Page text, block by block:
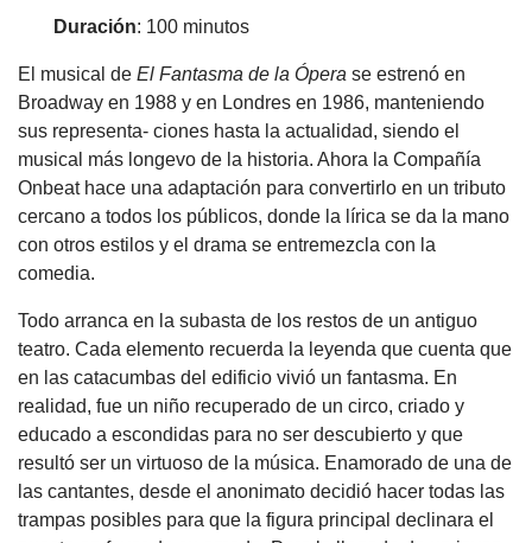
Duración: 100 minutos
El musical de El Fantasma de la Ópera se estrenó en
Broadway en 1988 y en Londres en 1986, manteniendo
sus representa- ciones hasta la actualidad, siendo el
musical más longevo de la historia. Ahora la Compañía
Onbeat hace una adaptación para convertirlo en un tributo
cercano a todos los públicos, donde la lírica se da la mano
con otros estilos y el drama se entremezcla con la
comedia.
Todo arranca en la subasta de los restos de un antiguo
teatro. Cada elemento recuerda la leyenda que cuenta que
en las catacumbas del edificio vivió un fantasma. En
realidad, fue un niño recuperado de un circo, criado y
educado a escondidas para no ser descubierto y que
resultó ser un virtuoso de la música. Enamorado de una de
las cantantes, desde el anonimato decidió hacer todas las
trampas posibles para que la figura principal declinara el